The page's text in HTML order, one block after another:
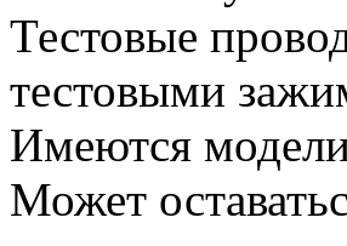
Тестовые
тестовыми
Имеются
Может